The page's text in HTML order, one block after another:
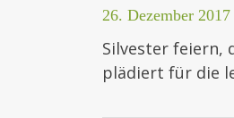
26. Dezember 2017
Silvester feiern,
plädiert für die